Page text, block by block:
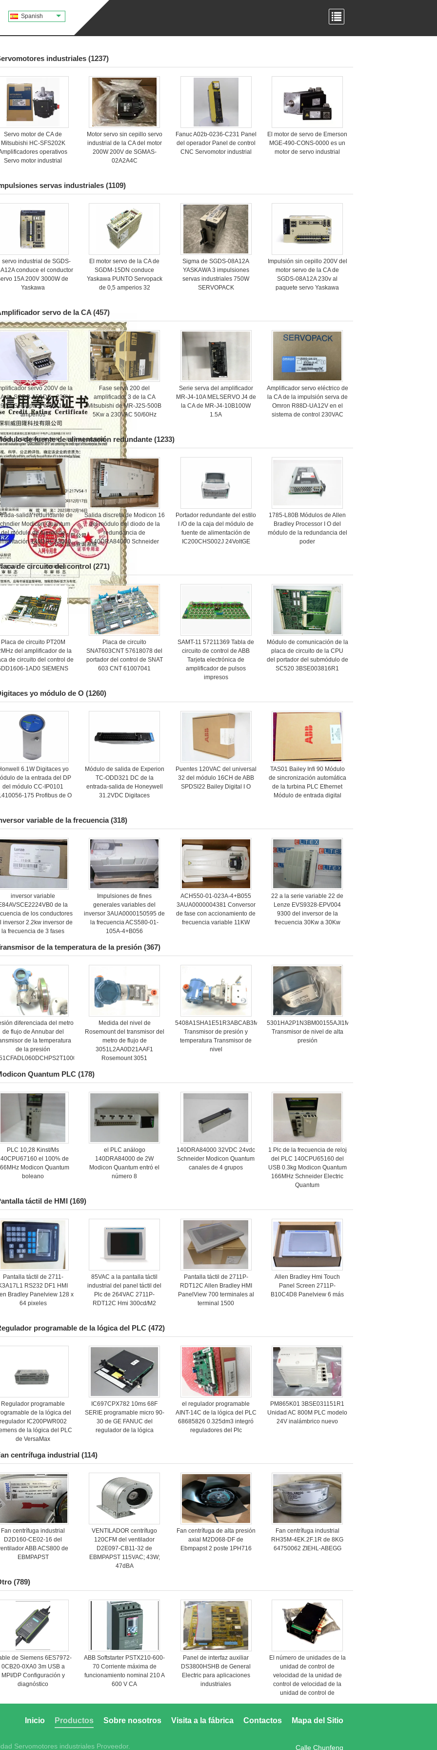
Spanish
industriales (1237)
Servo motor de CA de
Mitsubishi HC-SFS202K
operativos
Servo motor industrial
Motor servo sin cepillo servo
industrial de la CA del motor
200W 200V de SGMAS-
02A2A4C
Fanuc A02b-0236-C231 Panel
del operador Panel de control
CNC Servomotor industrial
El motor de servo de Emerson
MGE-490-CONS-0000 es un
motor de servo industrial
servas industriales (1109)
servo industrial de SGDS-
conduce el conductor
15A 200V 3000W de
Yaskawa
El motor servo de la CA de
SGDM-15DN conduce
Yaskawa PUNTO Servopack
de 0,5 amperios 32
Sigma de SGDS-08A12A
YASKAWA 3 impulsiones
servas industriales 750W
SERVOPACK
Impulsión sin cepillo 200V del
motor servo de la CA de
SGDS-08A12A 230v al
paquete servo Yaskawa
servo de la CA (457)
servo 200V de la
de SGDB-15ADS - 230V
9.5A Servopack entró 10
amperios
Fase serva 200 del
amplificador 3 de la CA
Mitsubishi de MR-J2S-500B
5Kw a 230VAC 50/60Hz
Serie serva del amplificador
MR-J4-10A MELSERVO J4 de
la CA de MR-J4-10B100W
1.5A
Amplificador servo eléctrico de
la CA de la impulsión serva de
Omron R88D-UA12V en el
sistema de control 230VAC
de fuente de alimentación redundante (1233)
salida redundante de
Modicon Quantum
del módulo de fuente de
140DRC83000
Salida discreta de Modicon 16
del módulo del diodo de la
redundancia de
140DRA84000 Schneider
Portador redundante del estilo
I /O de la caja del módulo de
fuente de alimentación de
IC200CHS002J 24VoltGE
1785-L80B Módulos de Allen
Bradley Processor I O del
módulo de la redundancia del
poder
de circuito del control (271)
Placa de circuito PT20M
del amplificador de la
de circuito del control de
1AD0 SIEMENS
Placa de circuito
SNAT603CNT 57618078 del
portador del control de SNAT
603 CNT 61007041
SAMT-11 57211369 Tabla de
circuito de control de ABB
Tarjeta electrónica de
amplificador de pulsos
impresos
Módulo de comunicación de la
placa de circuito de la CPU
del portador del submódulo de
SC520 3BSE003816R1
yo módulo de O (1260)
6.1W Digitaces yo
de la entrada del DP
del módulo CC-IP0101
175 Profibus de O
Módulo de salida de Experion
TC-ODD321 DC de la
entrada-salida de Honeywell
31.2VDC Digitaces
Puentes 120VAC del universal
32 del módulo 16CH de ABB
SPDSI22 Bailey Digital I O
TAS01 Bailey Infi 90 Módulo
de sincronización automática
de la turbina PLC Ethernet
Módulo de entrada digital
variable de la frecuencia (318)
inversor variable
de la
de los conductores
inversor 2.2kw inversor de
la frecuencia de 3 fases
Impulsiones de fines
generales variables del
inversor 3AUA0000150595 de
la frecuencia ACS580-01-
105A-4+B056
ACH550-01-023A-4+B055
3AUA0000004381 Conversor
de fase con accionamiento de
frecuencia variable 11KW
22 a la serie variable 22 de
Lenze EVS9328-EPV004
9300 del inversor de la
frecuencia 30Kw a 30Kw
de la temperatura de la presión (367)
diferenciada del metro
de flujo de Annubar del
de la temperatura
de la presión
Medida del nivel de
Rosemount del transmisor del
metro de flujo de
3051L2AA0D21AAF1
Rosemount 3051
5408A1SHA1E51R3ABCAB3M5DA1
Transmisor de presión y
temperatura Transmisor de
nivel
Transmisor de nivel de alta
presión
Quantum PLC (178)
PLC 10,28 Kinst/Ms
el 100% de
Modicon Quantum
boleano
el PLC análogo
140DRA84000 de 2W
Modicon Quantum entró el
número 8
140DRA84000 32VDC 24vdc
Schneider Modicon Quantum
canales de 4 grupos
1 Plc de la frecuencia de reloj
del PLC 140CPU65160 del
USB 0.3kg Modicon Quantum
166MHz Schneider Electric
Quantum
táctil de HMI (169)
Pantalla táctil de 2711-
RS232 DF1 HMI
Bradley Panelview 128 x
64 pixeles
85VAC a la pantalla táctil
industrial del panel táctil del
Plc de 264VAC 2711P-
RDT12C Hmi 300cd/M2
Pantalla táctil de 2711P-
RDT12C Allen Bradley HMI
PanelView 700 terminales al
terminal 1500
Allen Bradley Hmi Touch
Panel Screen 2711P-
B10C4D8 Panelview 6 más
programable de la lógica del PLC (472)
Regulador programable
de la lógica del
IC200PWR002
de la lógica del PLC
de VersaMax
IC697CPX782 10ms 68F
SERIE programable micro 90-
30 de GE FANUC del
regulador de la lógica
el regulador programable
AINT-14C de la lógica del PLC
68685826 0.325dm3 integró
reguladores del Plc
PM865K01 3BSE031151R1
Unidad AC 800M PLC modelo
24V inalámbrico nuevo
centrífuga industrial (114)
Fan centrífuga industrial
D2D160-CE02-16 del
ABB ACS800 de
EBMPAPST
VENTILADOR centrífugo
120CFM del ventilador
D2E097-CB11-32 de
EBMPAPST 115VAC; 43W;
47dBA
Fan centrífuga de alta presión
axial M2D068-DF de
Ebmpapst 2 poste 1PH716
Fan centrífuga industrial
RH35M-4EK.2F.1R de 8KG
64750062 ZIEHL-ABEGG
(789)
de Siemens 6ES7972-
0CB20-0XA0 3m USB a
MPI/DP Configuración y
diagnóstico
ABB Softstarter PSTX210-600-
70 Corriente máxima de
funcionamiento nominal 210 A
600 V CA
Panel de interfaz auxiliar
DS3800HSHB de General
Electric para aplicaciones
industriales
El número de unidades de la
unidad de control de
velocidad de la unidad de
control de velocidad de la
unidad de control de
unidad de control de
Mapa del Sitio
Contactos
Visita a la fábrica
Sobre nosotros
Productos
Inicio
Servomotores industriales Proveedor.
Calle Chunfeng